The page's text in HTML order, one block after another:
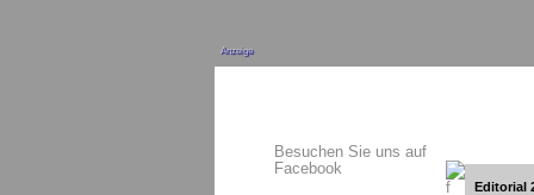
Anzeige
Besuchen Sie uns auf
Facebook
Editorial